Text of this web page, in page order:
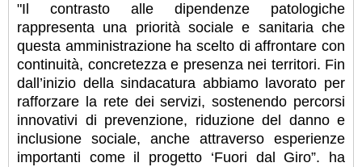
"Il contrasto alle dipendenze patologiche
rappresenta una priorità sociale e sanitaria che
questa amministrazione ha scelto di affrontare con
continuità, concretezza e presenza nei territori. Fin
dall’inizio della sindacatura abbiamo lavorato per
rafforzare la rete dei servizi, sostenendo percorsi
innovativi di prevenzione, riduzione del danno e
inclusione sociale, anche attraverso esperienze
importanti come il progetto ‘Fuori dal Giro”. ha